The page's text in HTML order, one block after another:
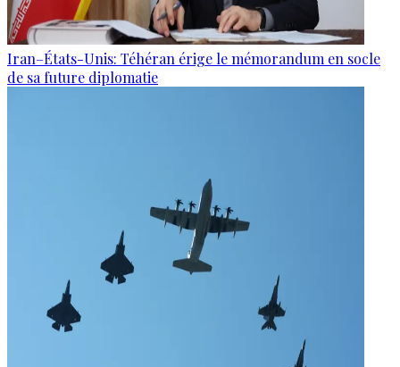
Iran–États-Unis: Téhéran érige le mémorandum en socle
de sa future diplomatie